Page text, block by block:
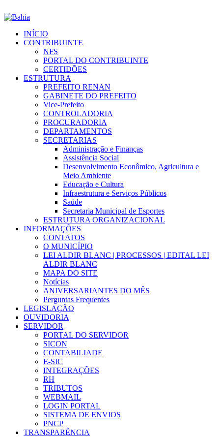
INÍCIO
CONTRIBUINTE
NFS
PORTAL DO CONTRIBUINTE
CERTIDÕES
ESTRUTURA
PREFEITO RENAN
GABINETE DO PREFEITO
Vice-Prefeito
CONTROLADORIA
PROCURADORIA
DEPARTAMENTOS
SECRETARIAS
Administração e Finanças
Assistência Social
Desenvolvimento Econômico, Agricultura e
Meio Ambiente
Educação e Cultura
Infraestrutura e Serviços Públicos
Saúde
Secretaria Municipal de Esportes
ESTRUTURA ORGANIZACIONAL
INFORMAÇÕES
CONTATOS
O MUNICÍPIO
LEI ALDIR BLANC | PROCESSOS | EDITAL LEI
ALDIR BLANC
MAPA DO SITE
Notícias
ANIVERSARIANTES DO MÊS
Perguntas Frequentes
LEGISLAÇÃO
OUVIDORIA
SERVIDOR
PORTAL DO SERVIDOR
SICON
CONTABILIADE
E-SIC
INTEGRAÇÕES
RH
TRIBUTOS
WEBMAIL
LOGIN PORTAL
SISTEMA DE ENVIOS
PNCP
TRANSPARÊNCIA